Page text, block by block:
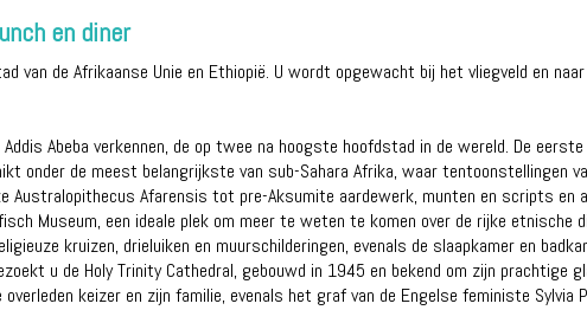
en diner
van de Afrikaanse Unie en Ethiopië. U wordt opgewacht bij het vliegveld en
Abeba verkennen, de op twee na hoogste hoofdstad in de wereld. De
onder de meest belangrijkste van sub-Sahara Afrika, waar tentoonstellingen
Australopithecus Afarensis tot pre-Aksumite aardewerk, munten en scripts en
Museum, een ideale plek om meer te weten te komen over de rijke etnische
kruizen, drieluiken en muurschilderingen, evenals de slaapkamer en
u de Holy Trinity Cathedral, gebouwd in 1945 en bekend om zijn prachtige
overleden keizer en zijn familie, evenals het graf van de Engelse feministe Sylvia